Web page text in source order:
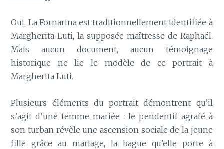
Oui, La Fornarina est traditionnellement identifiée à
Margherita Luti, la supposée maîtresse de Raphaël.
Mais aucun document, aucun témoignage
historique ne lie le modèle de ce portrait à
Margherita Luti.
Plusieurs éléments du portrait démontrent qu’il
s’agit d’une femme mariée : le pendentif agrafé à
son turban révèle une ascension sociale de la jeune
fille grâce au mariage, la bague qu’elle porte à